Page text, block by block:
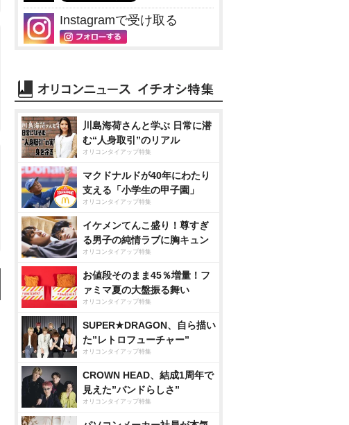
Instagramで受け取る
川島海荷さんと学ぶ 日常に潜
む“人身取引”のリアル
オリコンタイアップ特集
マクドナルドが40年にわたり
支える「小学生の甲子園」
オリコンタイアップ特集
イケメンてんこ盛り！尊すぎ
る男子の純情ラブに胸キュン
オリコンタイアップ特集
お値段そのまま45％増量！フ
ァミマ夏の大盤振る舞い
オリコンタイアップ特集
SUPER★DRAGON、自ら描い
た”レトロフューチャー”
オリコンタイアップ特集
CROWN HEAD、結成1周年で
見えた”バンドらしさ”
オリコンタイアップ特集